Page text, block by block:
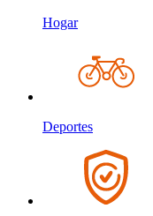
Hogar
Deportes